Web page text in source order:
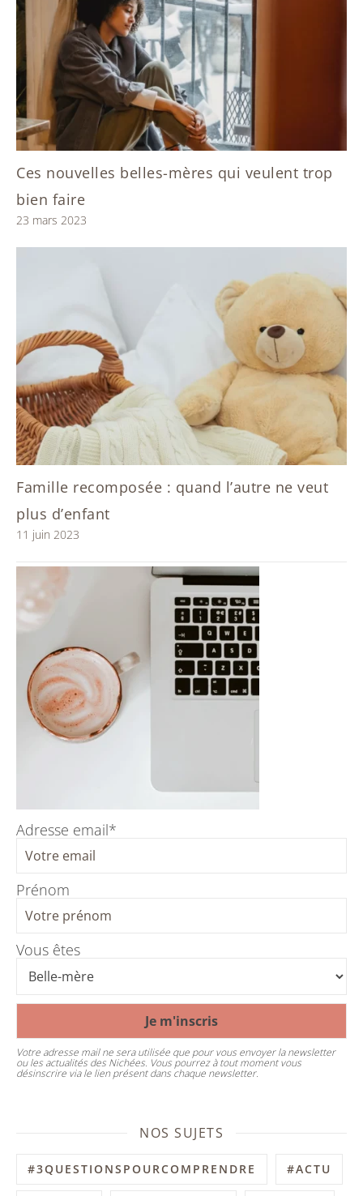
Ces nouvelles belles-mères qui veulent trop
bien faire
23 mars 2023
Famille recomposée : quand l’autre ne veut
plus d’enfant
11 juin 2023
Adresse email*
Prénom
Vous êtes
Votre adresse mail ne sera utilisée que pour vous envoyer la newsletter
ou les actualités des Nichées. Vous pourrez à tout moment vous
désinscrire via le lien présent dans chaque newsletter.
NOS SUJETS
#3QUESTIONSPOURCOMPRENDRE #ACTU